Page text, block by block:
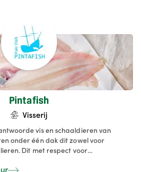
Pintafish
Visserij
vis en schaaldieren van
onder één dak dit zowel voor
voor
België kopen we rechtstreeks aan